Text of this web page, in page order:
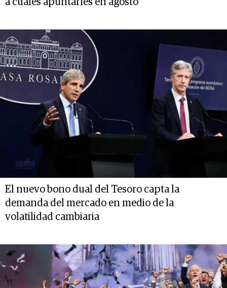
a cuáles apuntarles en agosto
El nuevo bono dual del Tesoro capta la
demanda del mercado en medio de la
volatilidad cambiaria